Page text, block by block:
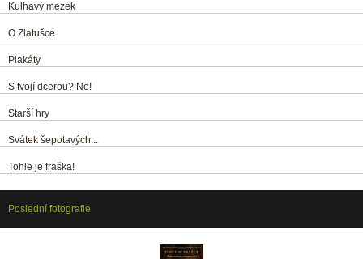
Kulhavý mezek
O Zlatušce
Plakáty
S tvojí dcerou? Ne!
Starší hry
Svátek šepotavých...
Tohle je fraška!
Poslední fotografie